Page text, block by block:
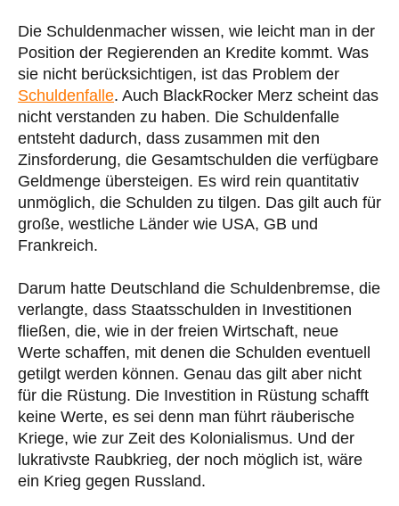
Die Schuldenmacher wissen, wie leicht man in der
Position der Regierenden an Kredite kommt. Was
sie nicht berücksichtigen, ist das Problem der
Schuldenfalle. Auch BlackRocker Merz scheint das
nicht verstanden zu haben. Die Schuldenfalle
entsteht dadurch, dass zusammen mit den
Zinsforderung, die Gesamtschulden die verfügbare
Geldmenge übersteigen. Es wird rein quantitativ
unmöglich, die Schulden zu tilgen. Das gilt auch für
große, westliche Länder wie USA, GB und
Frankreich.
Darum hatte Deutschland die Schuldenbremse, die
verlangte, dass Staatsschulden in Investitionen
fließen, die, wie in der freien Wirtschaft, neue
Werte schaffen, mit denen die Schulden eventuell
getilgt werden können. Genau das gilt aber nicht
für die Rüstung. Die Investition in Rüstung schafft
keine Werte, es sei denn man führt räuberische
Kriege, wie zur Zeit des Kolonialismus. Und der
lukrativste Raubkrieg, der noch möglich ist, wäre
ein Krieg gegen Russland.